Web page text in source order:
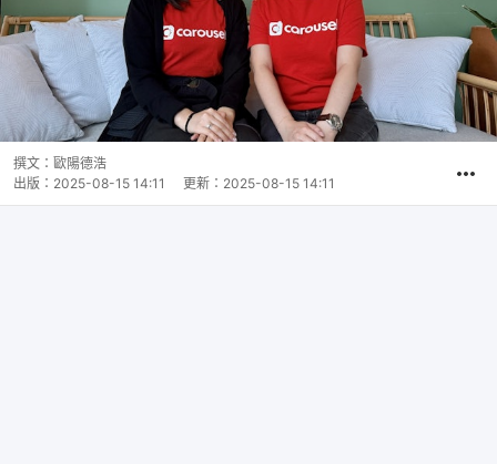
撰文： 歐陽德浩
出版： 2025-08-15 14:11 更新： 2025-08-15 14:11